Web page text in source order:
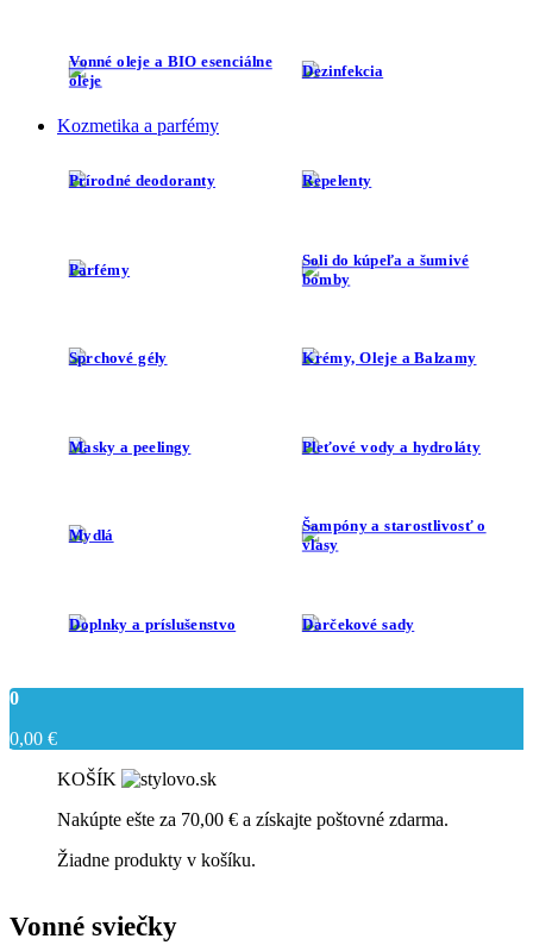
Vonné oleje a BIO esenciálne
oleje
Dezinfekcia
Kozmetika a parfémy
Prírodné deodoranty Repelenty
Parfémy
Soli do kúpeľa a šumivé
bomby
Sprchové gély Krémy, Oleje a Balzamy
Masky a peelingy Pleťové vody a hydroláty
Mydlá
Šampóny a starostlivosť o
vlasy
Doplnky a príslušenstvo Darčekové sady
0
0,00 €
KOŠÍK
Nakúpte ešte za 70,00 € a získajte poštovné zdarma.
Žiadne produkty v košíku.
Vonné sviečky